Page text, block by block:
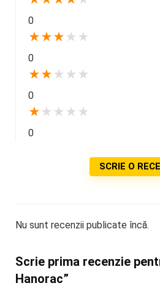
0
★★★ ★ ★
0
★★ ★ ★ ★
0
★ ★ ★ ★ ★
0
SCRIE O
Nu sunt recenzii publicate încă.
Scrie prima recenzie
Hanorac”